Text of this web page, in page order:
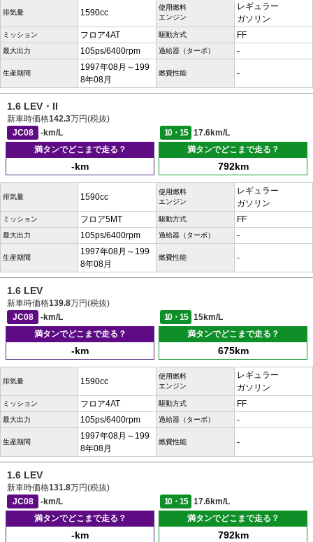
排気量 1590cc
使用燃料
エンジン
レギュラー
ガソリン
ミッション フロア4AT 駆動方式 FF
最大出力 105ps/6400rpm 過給器（ターボ） -
生産期間
1997年08月～199
8年08月
燃費性能 -
1.6 LEV・II
新車時価格142.3万円(税抜)
JC08
-km/L 10・15
17.6km/L
満タンでどこまで走る？
-km
満タンでどこまで走る？
792km
排気量 1590cc
使用燃料
エンジン
レギュラー
ガソリン
ミッション フロア5MT 駆動方式 FF
最大出力 105ps/6400rpm 過給器（ターボ） -
生産期間
1997年08月～199
8年08月
燃費性能 -
1.6 LEV
新車時価格139.8万円(税抜)
JC08
-km/L 10・15
15km/L
満タンでどこまで走る？
-km
満タンでどこまで走る？
675km
排気量 1590cc
使用燃料
エンジン
レギュラー
ガソリン
ミッション フロア4AT 駆動方式 FF
最大出力 105ps/6400rpm 過給器（ターボ） -
生産期間
1997年08月～199
8年08月
燃費性能 -
1.6 LEV
新車時価格131.8万円(税抜)
JC08
-km/L 10・15
17.6km/L
満タンでどこまで走る？
-km
満タンでどこまで走る？
792km